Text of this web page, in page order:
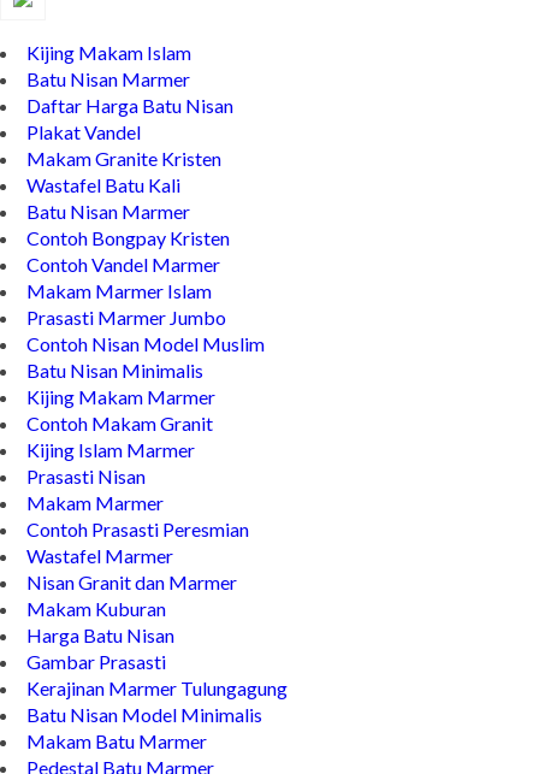
Kijing Makam Islam
Batu Nisan Marmer
Daftar Harga Batu Nisan
Plakat Vandel
Makam Granite Kristen
Wastafel Batu Kali
Batu Nisan Marmer
Contoh Bongpay Kristen
Contoh Vandel Marmer
Makam Marmer Islam
Prasasti Marmer Jumbo
Contoh Nisan Model Muslim
Batu Nisan Minimalis
Kijing Makam Marmer
Contoh Makam Granit
Kijing Islam Marmer
Prasasti Nisan
Makam Marmer
Contoh Prasasti Peresmian
Wastafel Marmer
Nisan Granit dan Marmer
Makam Kuburan
Harga Batu Nisan
Gambar Prasasti
Kerajinan Marmer Tulungagung
Batu Nisan Model Minimalis
Makam Batu Marmer
Pedestal Batu Marmer